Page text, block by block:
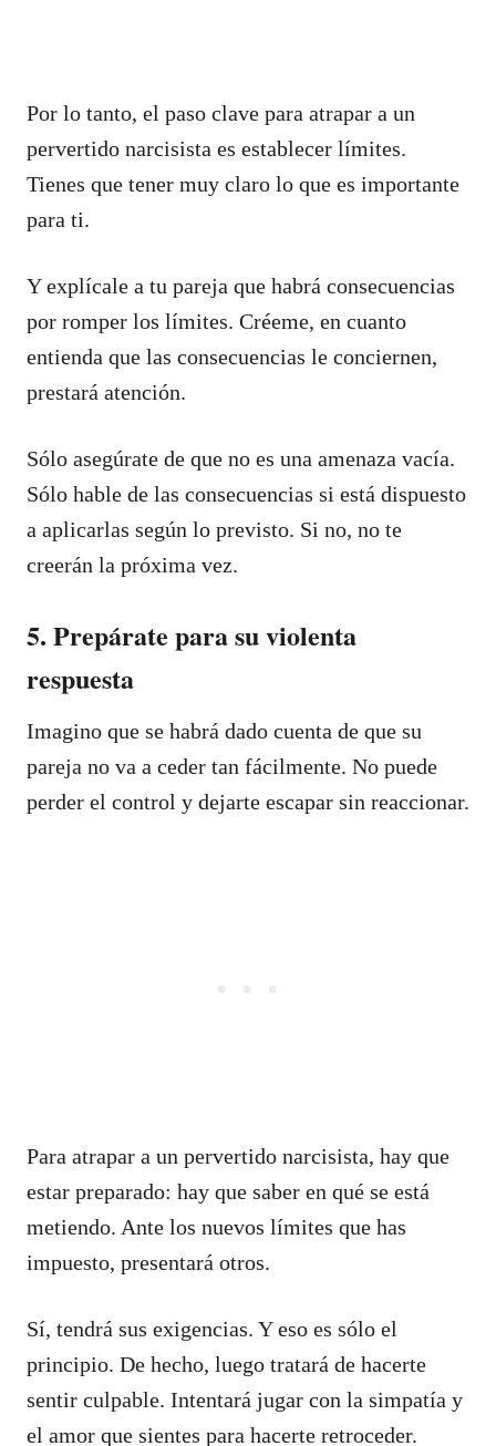
Por lo tanto, el paso clave para atrapar a un
pervertido narcisista es establecer límites.
Tienes que tener muy claro lo que es importante
para ti.
Y explícale a tu pareja que habrá consecuencias
por romper los límites. Créeme, en cuanto
entienda que las consecuencias le conciernen,
prestará atención.
Sólo asegúrate de que no es una amenaza vacía.
Sólo hable de las consecuencias si está dispuesto
a aplicarlas según lo previsto. Si no, no te
creerán la próxima vez.
5. Prepárate para su violenta
respuesta
Imagino que se habrá dado cuenta de que su
pareja no va a ceder tan fácilmente. No puede
perder el control y dejarte escapar sin reaccionar.
Para atrapar a un pervertido narcisista, hay que
estar preparado: hay que saber en qué se está
metiendo. Ante los nuevos límites que has
impuesto, presentará otros.
Sí, tendrá sus exigencias. Y eso es sólo el
principio. De hecho, luego tratará de hacerte
sentir culpable. Intentará jugar con la simpatía y
el amor que sientes para hacerte retroceder.